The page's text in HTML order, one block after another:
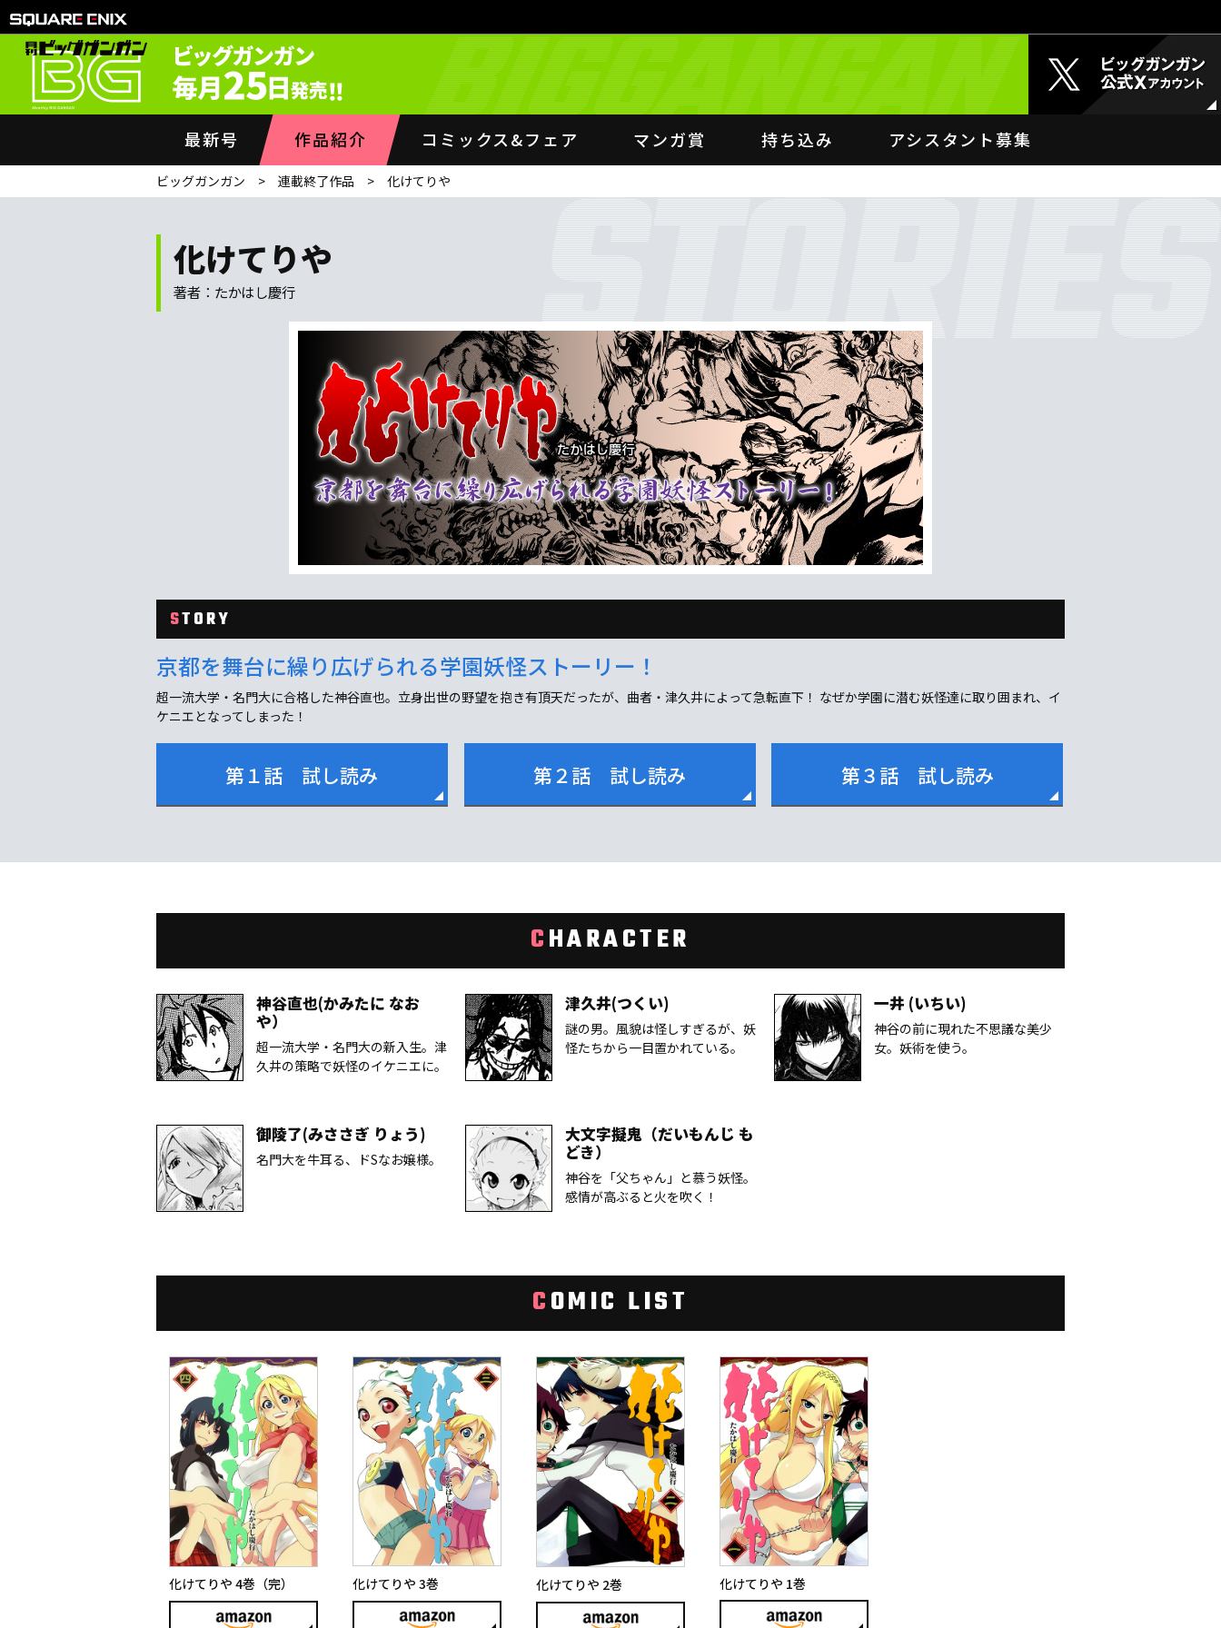
最新号 作品紹介 コミックス&フェア マンガ賞 持ち込み アシスタント募集
ビッグガンガン 連載終了作品 化けてりや
化けてりや
著者：たかはし慶行
STORY
京都を舞台に繰り広げられる学園妖怪ストーリー！
超一流大学・名門大に合格した神谷直也。立身出世の野望を抱き有頂天だったが、曲者・津久井によって急転直下！ なぜか学園に潜む妖怪達に取り囲まれ、イ
ケニエとなってしまった！
第１話 試し読み 第２話 試し読み 第３話 試し読み
CHARACTER
神谷直也(かみたに なお
や）
超一流大学・名門大の新入生。津
久井の策略で妖怪のイケニエに。
津久井(つくい)
謎の男。風貌は怪しすぎるが、妖
怪たちから一目置かれている。
一井 (いちい)
神谷の前に現れた不思議な美少
女。妖術を使う。
御陵了(みささぎ りょう)
名門大を牛耳る、ドSなお嬢様。
大文字擬鬼（だいもんじ も
どき）
神谷を「父ちゃん」と慕う妖怪。
感情が高ぶると火を吹く！
COMIC LIST
化けてりや 4巻（完） 化けてりや 3巻 化けてりや 2巻 化けてりや 1巻